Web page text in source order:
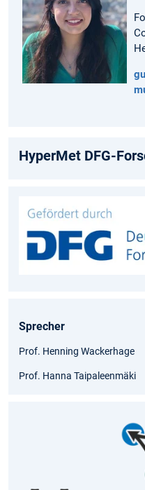
HyperMet DFG-
Sprecher
Prof. Henning Wackerhage
Prof. Hanna Taipaleenmäki